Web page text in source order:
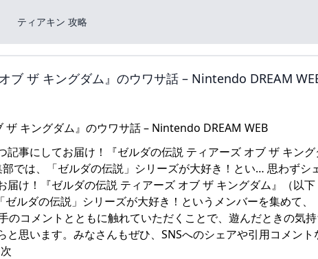
ティアキン 攻略
ザ キングダム』のウワサ話 – Nintendo DREAM
事にしてお届け！『ゼルダの伝説 ティアーズ オブ ザ キング
では、「ゼルダの伝説」シリーズが大好き！とい… 思わずシ
け！『ゼルダの伝説 ティアーズ オブ ザ キングダム』（以下
ルダの伝説」シリーズが大好き！というメンバーを集めて、
のコメントとともに触れていただくことで、遊んだときの気持
思います。みなさんもぜひ、SNSへのシェアや引用コメント